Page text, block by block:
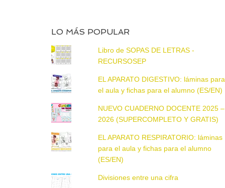
LO MÁS POPULAR
Libro de SOPAS DE LETRAS -
RECURSOSEP
EL APARATO DIGESTIVO: láminas para
el aula y fichas para el alumno (ES/EN)
NUEVO CUADERNO DOCENTE 2025 –
2026 (SUPERCOMPLETO Y GRATIS)
EL APARATO RESPIRATORIO: láminas
para el aula y fichas para el alumno
(ES/EN)
Divisiones entre una cifra